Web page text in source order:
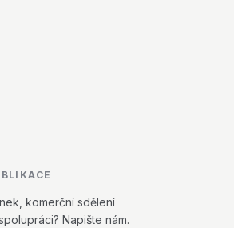
komerční sdělení
Napište nám.